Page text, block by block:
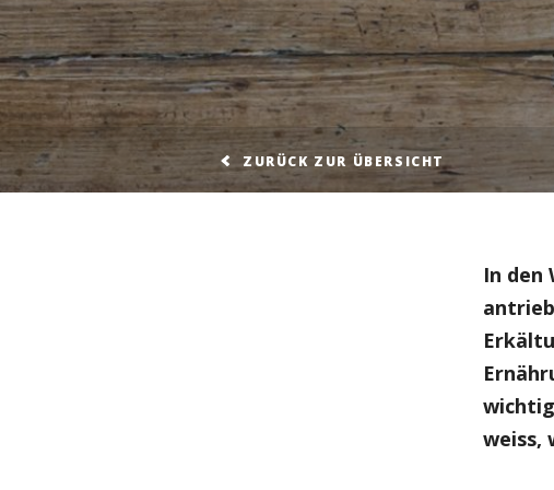
ZURÜCK ZUR ÜBERSICHT
In den
weiss,